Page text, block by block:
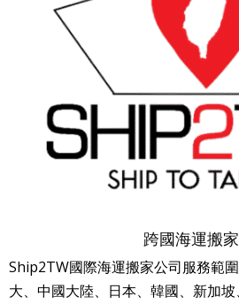
跨國海運搬
Ship2TW國際海運搬家公司服務範
大、中國大陸、日本、韓國、新加